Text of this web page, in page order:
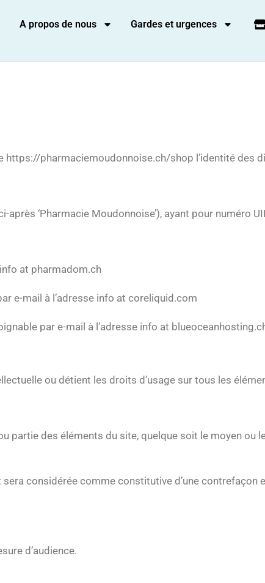
A propos de nous Gardes et urgences
https://pharmaciemoudonnoise.ch/shop l’identité des
‘Pharmacie Moudonnoise’), ayant pour numéro
at pharmadom.ch
e-mail à l’adresse info at coreliquid.com
par e-mail à l’adresse info at
ou détient les droits d’usage sur tous les
des éléments du site, quelque soit le moyen ou
considérée comme constitutive d’une contrefaçon
d’audience.